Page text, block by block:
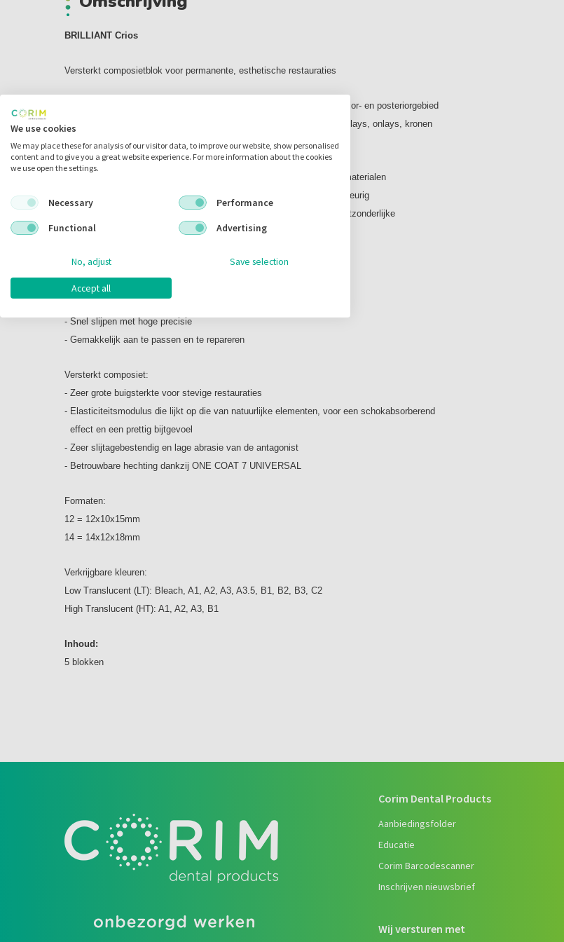
BRILLIANT Crios
Versterkt composietblok voor permanente, esthetische restauraties
De ideale keuze voor het restaureren van losse elementen in het anterior- en posteriorgebied
van het gebit. Dit geldt voor alle conventionele indicaties, waaronder inlays, onlays, kronen
en veneers
BRILLIANT Crios onderscheidt zich door precisie. Zelfs als keramiekmaterialen
beginnen af te splinteren, kan BRILLIANT Crios gemakkelijk en nauwkeurig
worden beslepen, ook als er sprake is van heel dunne randen. Deze uitzonderlijke
slijpprecisie biedt meer vrijheid tijdens het prepareren.
Bespaart tijd en geld:
- Zeer gemakkelijk op glans te polijsten
- Snel slijpen met hoge precisie
- Gemakkelijk aan te passen en te repareren
Versterkt composiet:
- Zeer grote buigsterkte voor stevige restauraties
- Elasticiteitsmodulus die lijkt op die van natuurlijke elementen, voor een schokabsorberend
effect en een prettig bijtgevoel
- Zeer slijtagebestendig en lage abrasie van de antagonist
- Betrouwbare hechting dankzij ONE COAT 7 UNIVERSAL
Formaten:
12 = 12x10x15mm
14 = 14x12x18mm
Verkrijgbare kleuren:
Low Translucent (LT): Bleach, A1, A2, A3, A3.5, B1, B2, B3, C2
High Translucent (HT): A1, A2, A3, B1
Inhoud:
5 blokken
Corim Dental Products
Aanbiedingsfolder
Educatie
Corim Barcodescanner
Inschrijven nieuwsbrief
Wij versturen met
We use cookies
We may place these for analysis of our visitor data, to improve our website, show personalised
content and to give you a great website experience. For more information about the cookies
we use open the settings.
Necessary
Performance
Functional
Advertising
No, adjust Save selection
Accept all